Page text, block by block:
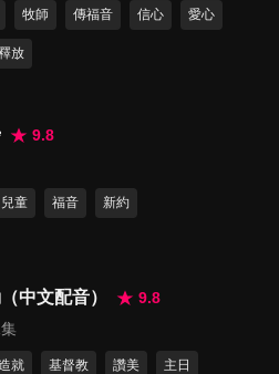
第13集 用信心回應神
57分鐘
56分鐘
牧師 傳福音 信心 愛心
放
9.8
兒童 福音 新約
中文配音）
9.8
就 基督教 讚美 主日